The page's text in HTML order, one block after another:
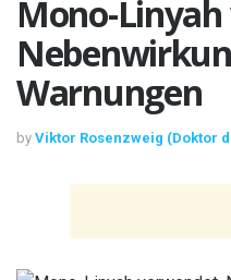
Mono-
Warnungen
by Viktor Rosenzweig (Doktor